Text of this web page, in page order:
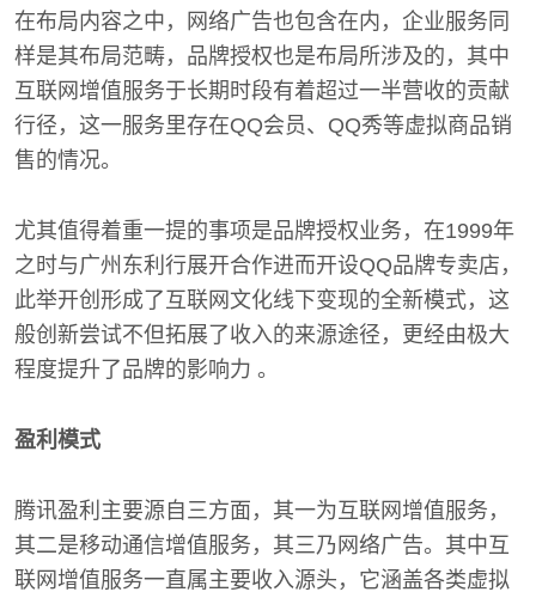
在布局内容之中，网络广告也包含在内，企业服务同
样是其布局范畴，品牌授权也是布局所涉及的，其中
互联网增值服务于长期时段有着超过一半营收的贡献
行径，这一服务里存在QQ会员、QQ秀等虚拟商品销
售的情况。
尤其值得着重一提的事项是品牌授权业务，在1999年
之时与广州东利行展开合作进而开设QQ品牌专卖店，
此举开创形成了互联网文化线下变现的全新模式，这
般创新尝试不但拓展了收入的来源途径，更经由极大
程度提升了品牌的影响力 。
盈利模式
腾讯盈利主要源自三方面，其一为互联网增值服务，
其二是移动通信增值服务，其三乃网络广告。其中互
联网增值服务一直属主要收入源头，它涵盖各类虚拟